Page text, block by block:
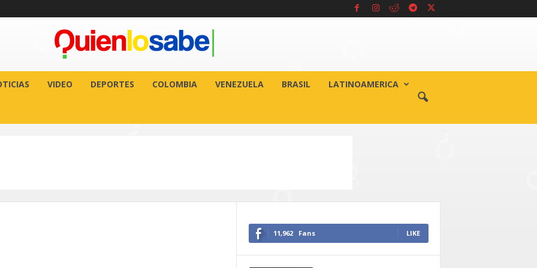
VIDEO DEPORTES COLOMBIA VENEZUELA BRASIL LATINOAMERICA
11,962 Fans LIKE